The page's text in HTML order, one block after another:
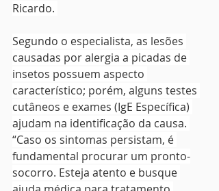
Ricardo.
Segundo o especialista, as lesões
causadas por alergia a picadas de
insetos possuem aspecto
característico; porém, alguns testes
cutâneos e exames (IgE Específica)
ajudam na identificação da causa.
“Caso os sintomas persistam, é
fundamental procurar um pronto-
socorro. Esteja atento e busque